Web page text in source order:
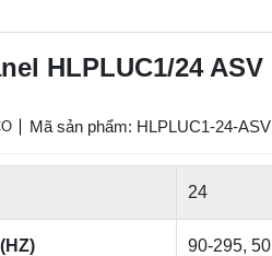
HLPLUC1/24 ASV
Mã sản phẩm: HLPLUC1-24-ASV
24
90-295, 50